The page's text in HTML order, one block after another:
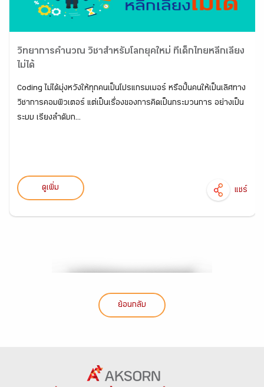
วิทยาการคำนวณ วิชาสำหรับโลกยุคใหม่ ที่เด็กไทยหลีกเลี่ยง
ไม่ได้
Coding ไม่ได้มุ่งหวังให้ทุกคนเป็นโปรแกรมเมอร์ หรือปั้นคนให้เป็นเลิศทาง
วิชาการคอมพิวเตอร์ แต่เป็นเรื่องของการคิดเป็นกระบวนการ อย่างเป็น
ระบบ เรียงลำดับก...
ดูเพิ่ม แชร์
ย้อนกลับ